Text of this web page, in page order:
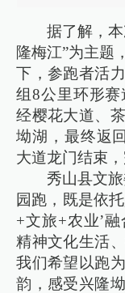
据了解，
隆梅江”为主题
下，参跑者活
组8公里环形
经樱花大道、
坳湖，最终返
大道龙门结束
秀山县文
园跑，既是依
+文旅+农业’
精神文化生活
我们希望以跑
韵，感受兴隆